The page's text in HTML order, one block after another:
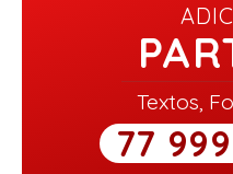
Textos,
77